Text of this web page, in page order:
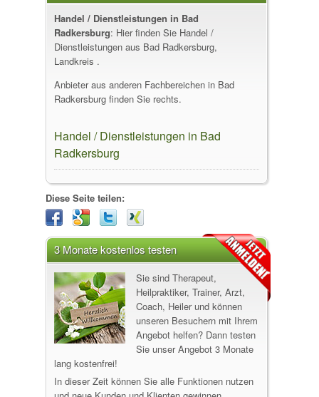
Radkersburg
Handel / Dienstleistungen in Bad
Radkersburg: Hier finden Sie Handel /
Dienstleistungen aus Bad Radkersburg,
Landkreis .
Anbieter aus anderen Fachbereichen in Bad
Radkersburg finden Sie rechts.
Handel / Dienstleistungen in Bad
Radkersburg
Diese Seite teilen:
3 Monate kostenlos testen
Sie sind Therapeut,
Heilpraktiker, Trainer, Arzt,
Coach, Heiler und können
unseren Besuchern mit Ihrem
Angebot helfen? Dann testen
Sie unser Angebot 3 Monate
lang kostenfrei!
In dieser Zeit können Sie alle Funktionen nutzen